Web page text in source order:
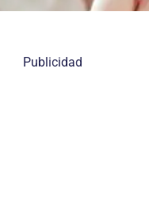
Publicidad